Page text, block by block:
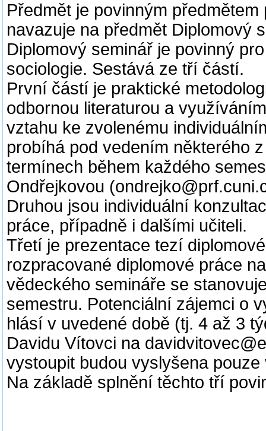
Předmět je povinným
navazuje na předmět Diplomový
Diplomový seminář je povinný
sociologie. Sestává ze tří částí.
První částí je praktické
odbornou literaturou a
vztahu ke zvolenému
probíhá pod vedením některého
termínech během každého
Ondřejkovou
Druhou jsou individuální
práce, případně i dalšími učiteli.
Třetí je prezentace tezí
rozpracované diplomové práce
vědeckého semináře se
semestru. Potenciální zájemci o
hlásí v uvedené době (tj. 4 až 3
Davidu Vítovci na
vystoupit budou vyslyšena
Na základě splnění těchto tří